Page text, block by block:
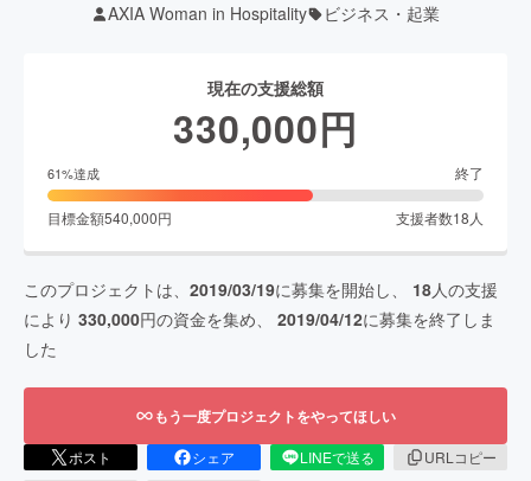
AXIA Woman in Hospitality ビジネス・起業
現在の支援総額
330,000円
61%達成 終了
目標金額540,000円 支援者数18 人
このプロジェクトは、 2019/03/19に募集を開始し、 18人の支援
により 330,000円の資金を集め、 2019/04/12に募集を終了しま
した
もう一度プロジェクトをやってほしい
ポスト シェア LINEで送る
URLコピー